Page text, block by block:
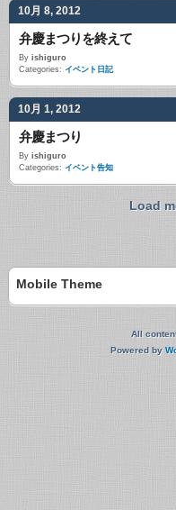
10月 8, 2012
弁慶まつりを終えて
By ishiguro
Categories: イベント日記
10月 1, 2012
弁慶まつり
By ishiguro
Categories: イベント告知
Load
Mobile Theme
All
Powered by